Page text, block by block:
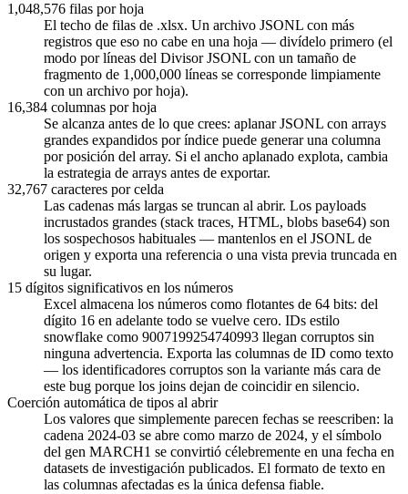
1,048,576 filas por hoja
El techo de filas de .xlsx. Un archivo JSONL con más
registros que eso no cabe en una hoja — divídelo primero (el
modo por líneas del Divisor JSONL con un tamaño de
fragmento de 1,000,000 líneas se corresponde limpiamente
con un archivo por hoja).
16,384 columnas por hoja
Se alcanza antes de lo que crees: aplanar JSONL con arrays
grandes expandidos por índice puede generar una columna
por posición del array. Si el ancho aplanado explota, cambia
la estrategia de arrays antes de exportar.
32,767 caracteres por celda
Las cadenas más largas se truncan al abrir. Los payloads
incrustados grandes (stack traces, HTML, blobs base64) son
los sospechosos habituales — mantenlos en el JSONL de
origen y exporta una referencia o una vista previa truncada en
su lugar.
15 dígitos significativos en los números
Excel almacena los números como flotantes de 64 bits: del
dígito 16 en adelante todo se vuelve cero. IDs estilo
snowflake como 9007199254740993 llegan corruptos sin
ninguna advertencia. Exporta las columnas de ID como texto
— los identificadores corruptos son la variante más cara de
este bug porque los joins dejan de coincidir en silencio.
Coerción automática de tipos al abrir
Los valores que simplemente parecen fechas se reescriben: la
cadena 2024-03 se abre como marzo de 2024, y el símbolo
del gen MARCH1 se convirtió célebremente en una fecha en
datasets de investigación publicados. El formato de texto en
las columnas afectadas es la única defensa fiable.